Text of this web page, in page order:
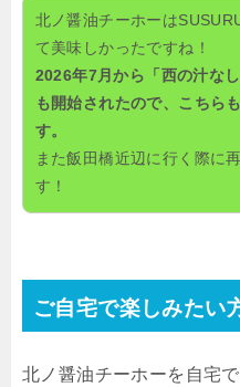
北ノ醤油チーホーは
て美味しかったですね！
2026年7月から「西の汁な
も開始されたので、こちら
す。
また飯田橋近辺に行く際に
す！
ご自宅で楽しみたい
北ノ醤油チーホーを自宅